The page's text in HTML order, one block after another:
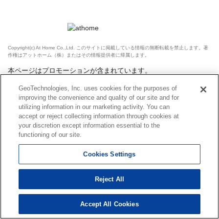
Copyright(c) At Home Co.,Ltd. このサイトに掲載している情報の無断転載を禁止します。著
作権はアットホーム（株）またはその情報提供者に帰属します。
本ページはプロモーションが含まれています。
GeoTechnologies, Inc. uses cookies for the purposes of
improving the convenience and quality of our site and for
utilizing information in our marketing activity. You can
accept or reject collecting information through cookies at
your discretion except information essential to the
functioning of our site.
Cookies Settings
Reject All
Accept All Cookies